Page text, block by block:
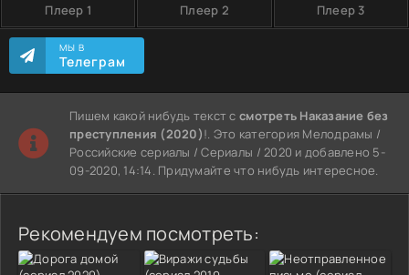
Плеер 1 Плеер 2 Плеер 3
МЫ В
Телеграм
Пишем какой нибудь текст ссмотреть Наказание без
преступления (2020)!. Это категория Мелодрамы /
Российские сериалы / Сериалы / 2020 и добавлено 5-
09-2020, 14:14. Придумайте что нибудь интересное.
Рекомендуем посмотреть: